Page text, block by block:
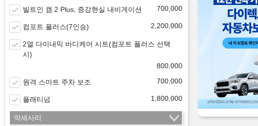
빌트인 캠 2 Plus, 증강현실 내비게이션 700,000
컴포트 플러스(7인승) 2,200,000
2열 다이내믹 바디케어 시트(컴포트 플러스 선택
시)
800,000
원격 스마트 주차 보조 700,000
플래티넘 1,800,000
악세사리